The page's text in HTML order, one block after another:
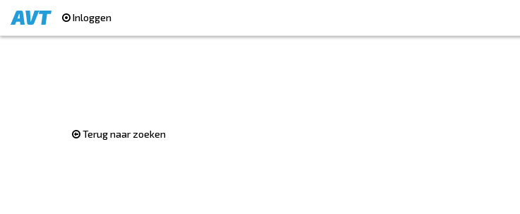
Inloggen
Terug naar zoeken